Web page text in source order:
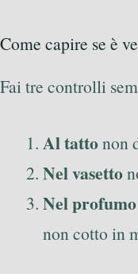
Come capire se è
Fai tre controlli
Al tattonon
Nel vasetto
Nel profumo
non cotto in